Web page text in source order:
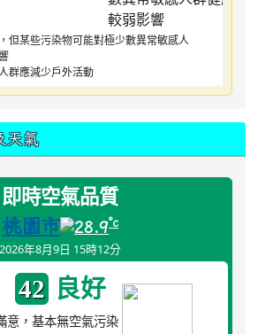
但某些污染物可能對極少數異常敏感人
群應減少戶外活動
天氣
即時空氣品質
桃園市 28.9°c
2026年8月9日 15時12分
42 良好
意，基本無空氣污染